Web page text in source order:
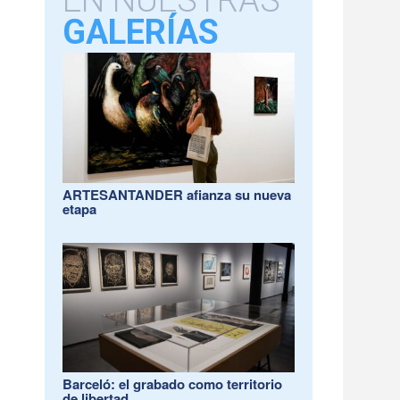
GALERÍAS
ARTESANTANDER afianza su nueva
etapa
Barceló: el grabado como territorio